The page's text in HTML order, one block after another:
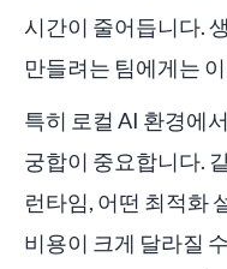
시간이 줄어듭니다.
만들려는 팀에게는
특히 로컬 AI 환경에
궁합이 중요합니다.
런타임, 어떤 최적화
비용이 크게 달라질